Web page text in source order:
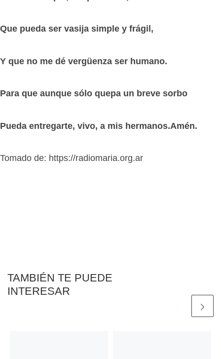
Que pueda ser vasija simple y frágil,
Y que no me dé vergüenza ser humano.
Para que aunque sólo quepa un breve sorbo
Pueda entregarte, vivo, a mis hermanos.Amén.
Tomado de: https://radiomaria.org.ar
TAMBIÉN TE PUEDE
INTERESAR